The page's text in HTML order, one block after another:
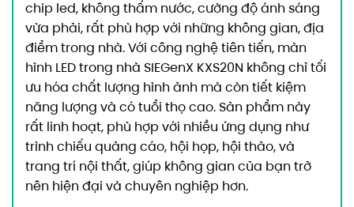
chip led, không thấm nước, cường độ ánh sáng
vừa phải, rất phù hợp với những không gian, địa
điểm trong nhà. Với công nghệ tiên tiến, màn
hình LED trong nhà SIEGenX KXS20N không chỉ tối
ưu hóa chất lượng hình ảnh mà còn tiết kiệm
năng lượng và có tuổi thọ cao. Sản phẩm này
rất linh hoạt, phù hợp với nhiều ứng dụng như
trình chiếu quảng cáo, hội họp, hội thảo, và
trang trí nội thất, giúp không gian của bạn trở
nên hiện đại và chuyên nghiệp hơn.